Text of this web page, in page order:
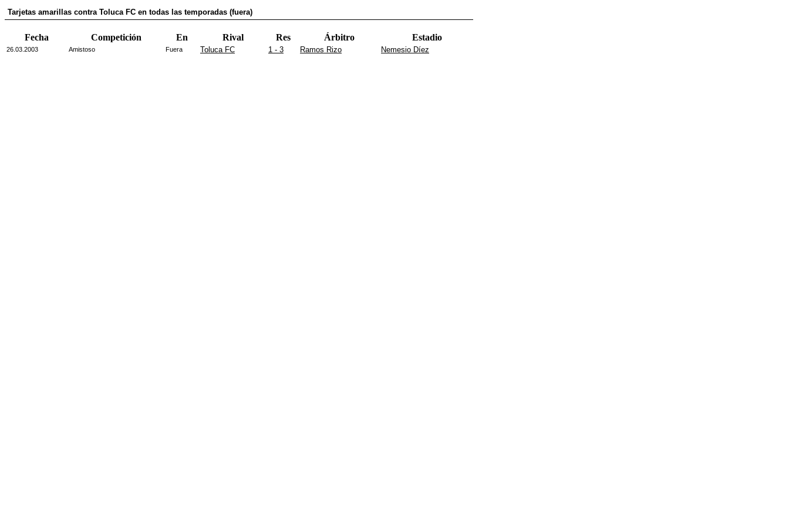
Tarjetas amarillas contra Toluca FC en todas las temporadas (fuera)
Fecha Competición En Rival Res Árbitro Estadio
26.03.2003 Amistoso Fuera Toluca FC 1 - 3 Ramos Rizo Nemesio Díez